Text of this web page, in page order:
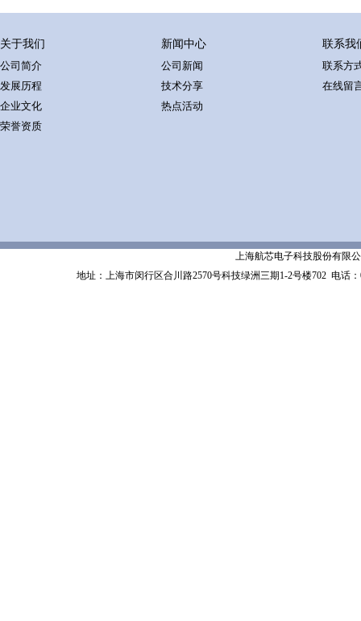
关于我们
公司简介
发展历程
企业文化
荣誉资质
新闻中心
公司新闻
技术分享
热点活动
联系我
联系方
在线留
上海航芯电子科技股份有限公
地址：上海市闵行区合川路2570号科技绿洲三期1-2号楼702 电话